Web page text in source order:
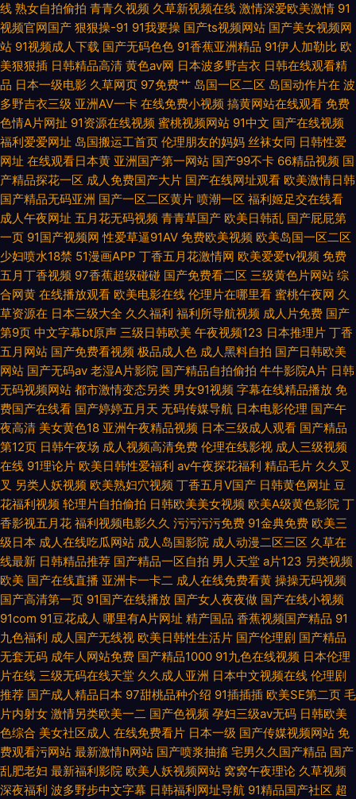
品国产蜜桃臀在 亚洲一区在线视频 中日韩精 猎奇国产在线视频一区 中文字
幕的91 开心五月激情深爱 荫蒂女人毛茸茸 精品入口随心 亚洲天堂有码 黄色
电影小说网站 亚洲人成图片 激情色播导航 亚洲最稳定资 精品亚洲a 伊思大
香蕉9 精品熟女国 在线观看网 老湿机福利69 在线电影网站推荐 久草在线免
费色站 影音先锋丝袜 久草国产在线 影音先锋在线中文 精品思思 国产性爱免
费视频 亚洲人成网址 黄色电影导航 亚洲午夜夫妻电影 激情五月综合网 亚洲
元码影记 激情福利导航 亚洲一区综合图区 黄色天堂网 颜色色情免费网站 精
品国产久久久久久久久久久
线 熟女自拍偷拍 青青久视频 久草新视频在线 激情深爱欧美激情 91
视频官网国产 狠狠操-91 91我要操 国产ts视频网站 国产美女视频网
站 91视频成人下载 国产无码色色 91香蕉亚洲精品 91伊人加勒比 欧
美狠狠插 日韩精品高清 黄色av网 日本波多野吉衣 日韩在线观看精
品 日本一级电影 久草网页 97免费艹 岛国一区二区 岛国动作片在 波
多野吉衣三级 亚洲AV一卡 在线免费小视频 搞黄网站在线观看 免费
色情A片网扯 91资源在线视频 蜜桃视频网站 91中文 国产在线视频
福利爱爱网址 岛国搬运工首页 伦理朋友的妈妈 丝袜女同 日韩性爱
网址 在线观看日本黄 亚洲国产第一网站 国产99不卡 66精品视频 国
产精品探花一区 成人免费国产大片 国产在线网址观看 欧美激情日韩
国产精品无码亚洲 国产一区二区黄片 喷潮一区 福利姬足交在线看
成人午夜网址 五月花无码视频 青青草国产 欧美日韩乱 国产屁屁第
一页 91国产视频网 性爱草逼91AV 免费欧美视频 欧美岛国一区二区
少妇喷水18禁 51漫画APP 丁香五月花激情网 欧美爱爱tv视频 免费
五月丁香视频 97香蕉超级碰碰 国产免费看二区 三级黄色片网站 综
合网黄 在线播放观看 欧美电影在线 伦理片在哪里看 蜜桃午夜网 久
草资源在 日本三级大全 久久福利 福利所导航视频 成人片免费 国产
第9页 中文字幕bt原声 三级日韩欧美 午夜视频123 日本推理片 丁香
五月网站 国产免费看视频 极品成人色 成人黑料自拍 国产日韩欧美
网站 国产无码av 老湿A片影院 国产精品自拍偷拍 牛牛影院A片 日韩
无码视频网站 都市激情变态另类 男女91视频 字幕在线精品播放 免
费国产在线看 国产婷婷五月天 无码传媒导航 日本电影伦理 国产午
夜高清 美女黄色18 亚洲午夜精品视频 日本三级成人观看 国产精品
第12页 日韩午夜场 成人视频高清免费 伦理在线影视 成人三级视频
在线 91理论片 欧美日韩性爱福利 av午夜探花福利 精品毛片 久久叉
叉 另类人妖视频 欧美熟妇穴视频 丁香五月V国产 日韩黄色网址 豆
花福利视频 轮理片自拍偷拍 日韩欧美美女视频 欧美A级黄色影院 丁
香影视五月花 福利视频电影久久 污污污污免费 91金典免费 欧美三
级日本 成人在线吃瓜网站 成人岛国影院 成人动漫二区三区 久草在
线最新 日韩精品推荐 国产精品一区自拍 男人天堂 a片123 另类视频
欧美 国产在线直播 亚洲卡一卡二 成人在线免费看黄 操操无码视频
国产高清第一页 91国产在线播放 国产女人夜夜做 国产在线小视频
91com 91豆花成人 哪里有A片网址 精产国品 香蕉视频国产精品 91
九色福利 成人国产无线视 欧美日韩性生活片 国产伦理剧 国产精品
无套无码 成年人网站免费 国产精品1000 91九色在线视频 日本伦理
片在线 三级无码在线天堂 久久成人亚洲 日本中文视频在线 伦理剧
推荐 国产成人精品日本 97甜桃品种介绍 91插插插 欧美SE第二页 毛
片内射女 激情另类欧美一二 国产色视频 孕妇三级av无码 日韩欧美
色综合 美女社区成人 在线免费看片 日本一级 国产传媒视频网站 免
费观看污网站 最新激情h网站 国产喷浆抽搐 宅男久久国产精品 国产
乱肥老妇 最新福利影院 欧美人妖视频网站 窝窝午夜理论 久草视频
深夜福利 波多野步中文字幕 日韩福利网址导航 91精品国产社区 超